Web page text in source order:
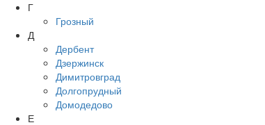
Г
Грозный
Д
Дербент
Дзержинск
Димитровград
Долгопрудный
Домодедово
Е